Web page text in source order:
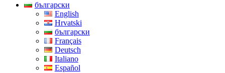
български
English
Hrvatski
български
Français
Deutsch
Italiano
Español